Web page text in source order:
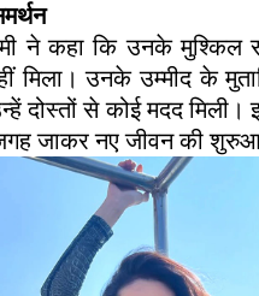
ने कहा कि उनके मुश्किल
मिला। उनके उम्मीद के
दोस्तों से कोई मदद मिली।
जाकर नए जीवन की